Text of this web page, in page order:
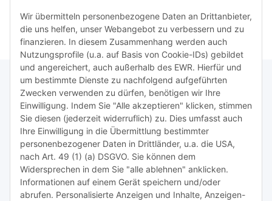
TiDis Lizenzsystem
Meist besuchte Seiten:
Tipps & Tricks rund um Sublimation
TiDis Videos auf Youtube
Wir übermitteln personenbezogene Daten an Drittanbieter,
die uns helfen, unser Webangebot zu verbessern und zu
finanzieren. In diesem Zusammenhang werden auch
Nutzungsprofile (u.a. auf Basis von Cookie-IDs) gebildet
und angereichert, auch außerhalb des EWR. Hierfür und
um bestimmte Dienste zu nachfolgend aufgeführten
Zwecken verwenden zu dürfen, benötigen wir Ihre
Einwilligung. Indem Sie "Alle akzeptieren" klicken, stimmen
Sie diesen (jederzeit widerruflich) zu. Dies umfasst auch
Ihre Einwilligung in die Übermittlung bestimmter
personenbezogener Daten in Drittländer, u.a. die USA,
nach Art. 49 (1) (a) DSGVO. Sie können dem
Widersprechen in dem Sie "alle ablehnen" anklicken.
Informationen auf einem Gerät speichern und/oder
abrufen. Personalisierte Anzeigen und Inhalte, Anzeigen-